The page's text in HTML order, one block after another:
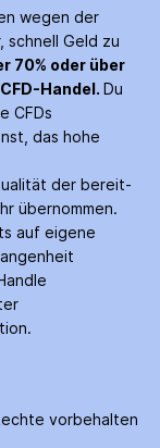
wegen der
schnell Geld zu
70% oder über
Handel. Du
CFDs
das hohe
der bereit­
über­nommen.
auf eigene
vorbehalten